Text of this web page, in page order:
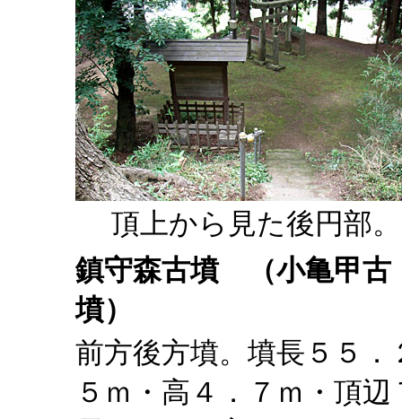
頂上から見た後円部。
鎮守森古墳（小亀甲古
墳）
前方後方墳。墳長５５
５ｍ・高４．７ｍ・頂